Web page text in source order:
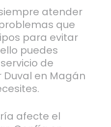
atender
que
para evitar
puedes
de
Duval en Magán
afecte el